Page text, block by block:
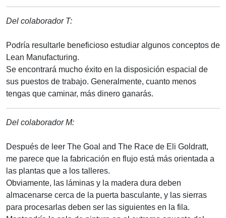
Del colaborador T:
Podría resultarle beneficioso estudiar algunos conceptos de
Lean Manufacturing.
Se encontrará mucho éxito en la disposición espacial de
sus puestos de trabajo. Generalmente, cuanto menos
tengas que caminar, más dinero ganarás.
Del colaborador M:
Después de leer The Goal and The Race de Eli Goldratt,
me parece que la fabricación en flujo está más orientada a
las plantas que a los talleres.
Obviamente, las láminas y la madera dura deben
almacenarse cerca de la puerta basculante, y las sierras
para procesarlas deben ser las siguientes en la fila.